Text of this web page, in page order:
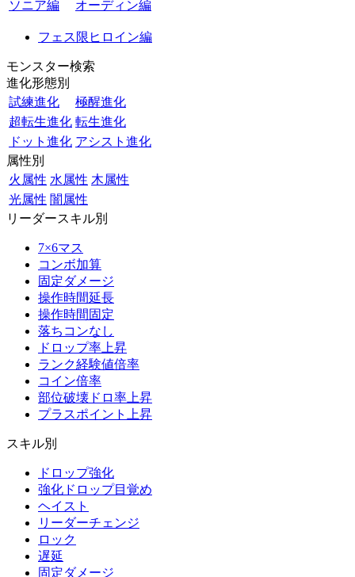
ソニア編
オーディン編
フェス限ヒロイン編
モンスター検索
進化形態別
試練進化
極醒進化
超転生進化 転生進化
ドット進化 アシスト進化
属性別
火属性 水属性 木属性
光属性 闇属性
リーダースキル別
7×6マス
コンボ加算
固定ダメージ
操作時間延長
操作時間固定
落ちコンなし
ドロップ率上昇
ランク経験値倍率
コイン倍率
部位破壊ドロ率上昇
プラスポイント上昇
スキル別
ドロップ強化
強化ドロップ目覚め
ヘイスト
リーダーチェンジ
ロック
遅延
固定ダメージ